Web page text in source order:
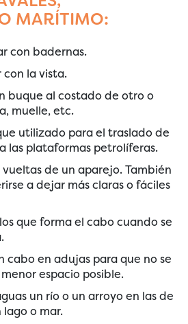
MARÍTIMO:
con badernas.
con la vista.
buque al costado de otro o
muelle, etc.
utilizado para el traslado de
las plataformas petrolíferas.
de un aparejo. También
a dejar más claras o fáciles
que forma el cabo cuando se
cabo en adujas para que no se
espacio posible.
un río o un arroyo en las de
o mar.